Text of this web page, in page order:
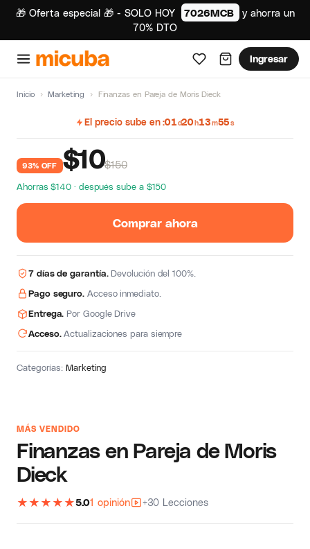
🎁 Oferta especial 🎁 - SOLO HOY 7026MCB
y ahorra un
70% DTO
Ingresar
Inicio › Marketing › Finanzas en Pareja de Moris Dieck
MÁS VENDIDO
Finanzas en Pareja de Moris
Dieck
★ ★ ★ ★ ★5.01 opinión +30 Lecciones
El precio sube en 01d20h13m54s
93% OFF $10$150
Ahorras $140 · después sube a $150
Comprar ahora
7 días de garantía.Devolución del 100%.
Pago seguro. Acceso inmediato.
Entrega. Por Google Drive
Acceso.Actualizaciones para siempre
Categorías:Marketing